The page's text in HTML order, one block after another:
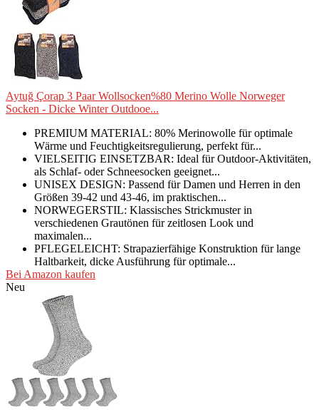
Aytuğ Çorap 3 Paar Wollsocken%80 Merino Wolle Norweger
Socken - Dicke Winter Outdooe...
PREMIUM MATERIAL: 80% Merinowolle für optimale
Wärme und Feuchtigkeitsregulierung, perfekt für...
VIELSEITIG EINSETZBAR: Ideal für Outdoor-Aktivitäten,
als Schlaf- oder Schneesocken geeignet...
UNISEX DESIGN: Passend für Damen und Herren in den
Größen 39-42 und 43-46, im praktischen...
NORWEGERSTIL: Klassisches Strickmuster in
verschiedenen Grautönen für zeitlosen Look und
maximalen...
PFLEGELEICHT: Strapazierfähige Konstruktion für lange
Haltbarkeit, dicke Ausführung für optimale...
Bei Amazon kaufen
Neu